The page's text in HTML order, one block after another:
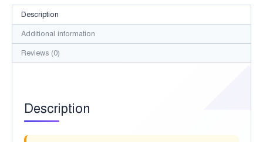
Description
Additional information
Reviews (0)
Description